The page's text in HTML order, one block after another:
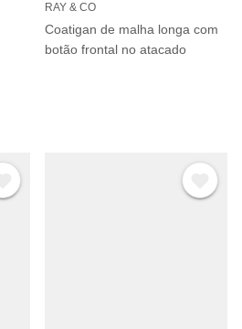
RAY & CO
Coatigan de malha longa com
botão frontal no atacado